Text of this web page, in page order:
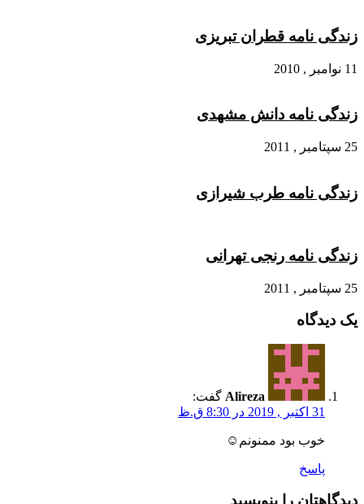
زندگی نامه قطران تبریزی
11 نوامبر , 2010
زندگی نامه دانش مشهدی
25 سپتامبر , 2011
زندگی نامه طرب شیرازی
زندگی نامه رنجی تهرانی
25 سپتامبر , 2011
یک دیدگاه
Alireza گفت:
31 اکتبر , 2019 در 8:30 ق.ظ
خوب بود ممنونم☺
پاسخ
دیدگاهتان را بنویسید